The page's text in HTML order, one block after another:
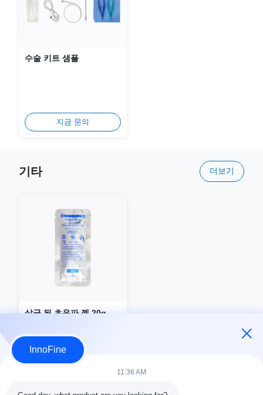
수술 키트 샘플
지금 문의
기타 더보기
살균 된 초음파 젤 20g
InnoFine
11:36 AM